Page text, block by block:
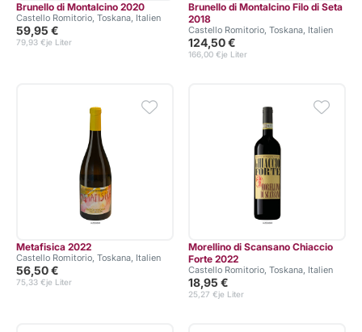
Brunello di Montalcino 2020
Castello Romitorio, Toskana, Italien
59,95 €
je Liter
79,93 €
Brunello di Montalcino Filo di Seta
2018
Castello Romitorio, Toskana, Italien
124,50 €
je Liter
166,00 €
Metafisica 2022
Castello Romitorio, Toskana, Italien
56,50 €
je Liter
75,33 €
Morellino di Scansano Chiaccio
Forte 2022
Castello Romitorio, Toskana, Italien
18,95 €
je Liter
25,27 €